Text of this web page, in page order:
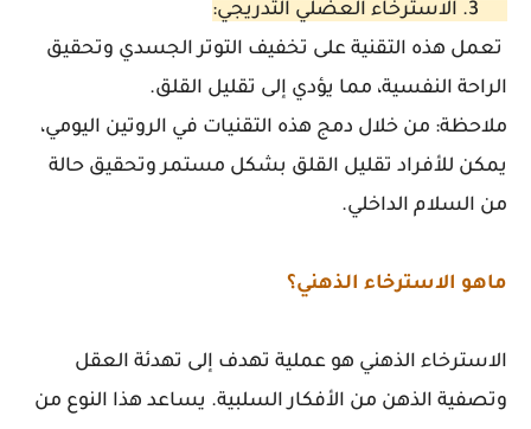
تعمل هذه التقنية على تخفيف التوتر الجسدي وتحقيق
الراحة النفسية، مما يؤدي إلى تقليل القلق.
ملاحظة: من خلال دمج هذه التقنيات في الروتين اليومي،
يمكن للأفراد تقليل القلق بشكل مستمر وتحقيق حالة
من السلام الداخلي.
ماهو الاسترخاء الذهني؟
الاسترخاء الذهني هو عملية تهدف إلى تهدئة العقل
وتصفية الذهن من الأفكار السلبية. يساعد هذا النوع من